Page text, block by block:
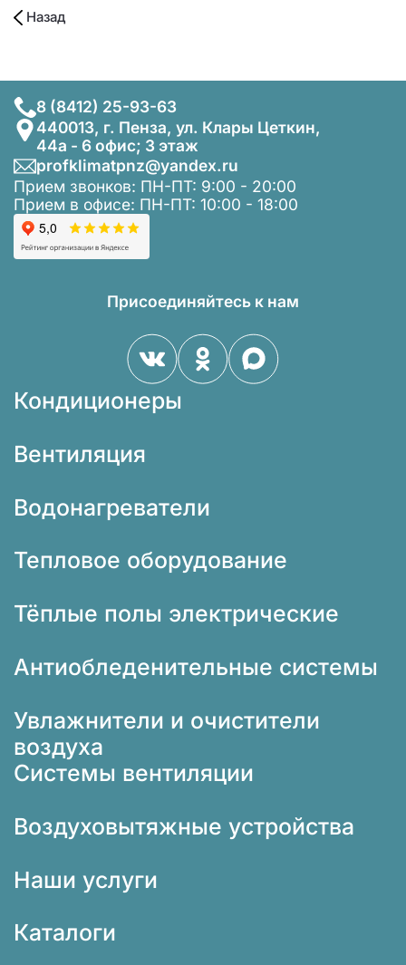
Назад
8 (8412) 25-93-63
440013, г. Пенза, ул. Клары Цеткин,
44а - 6 офис; 3 этаж
profklimatpnz@yandex.ru
Прием звонков: ПН-ПТ: 9:00 - 20:00
Прием в офисе: ПН-ПТ: 10:00 - 18:00
Присоединяйтесь к нам
Кондиционеры
Вентиляция
Водонагреватели
Тепловое оборудование
Тёплые полы электрические
Антиобледенительные системы
Увлажнители и очистители
воздуха
Системы вентиляции
Воздуховытяжные устройства
Наши услуги
Каталоги